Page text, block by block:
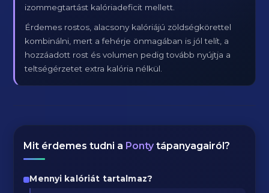
izommegtartást kalóriadeficit mellett.
Érdemes rostos, alacsony kalóriájú zöldségkörettel
kombinálni, mert a fehérje önmagában is jól telít, a
hozzáadott rost és volumen pedig tovább nyújtja a
teltségérzetet extra kalória nélkül.
Mit érdemes tudni a Ponty tápanyagairól?
Mennyi kalóriát tartalmaz?